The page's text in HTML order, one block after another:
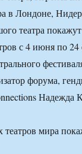
в Лондоне,
театра
с 4 июня по 24
форума,
Надежда